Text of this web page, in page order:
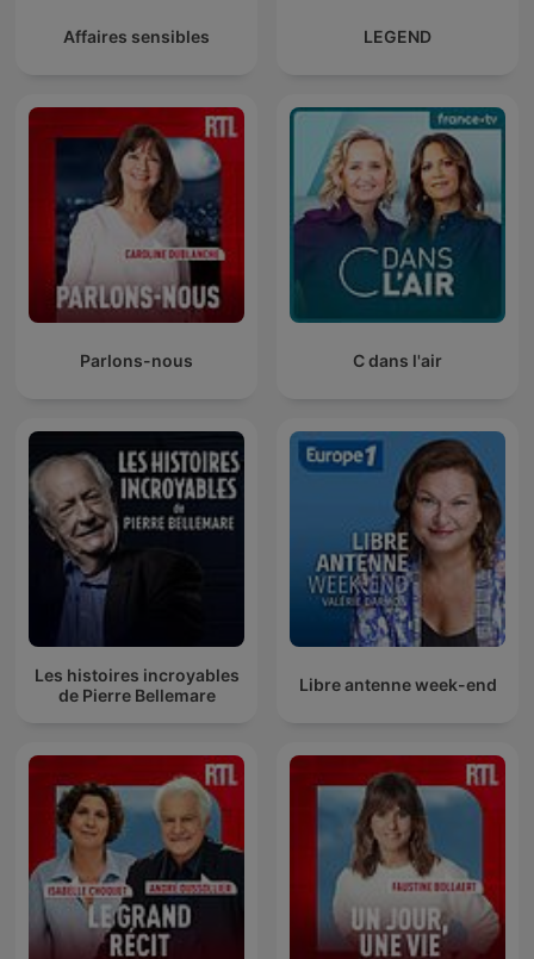
Affaires sensibles LEGEND
Parlons-nous C dans l'air
Les histoires incroyables
de Pierre Bellemare
Libre antenne week-end